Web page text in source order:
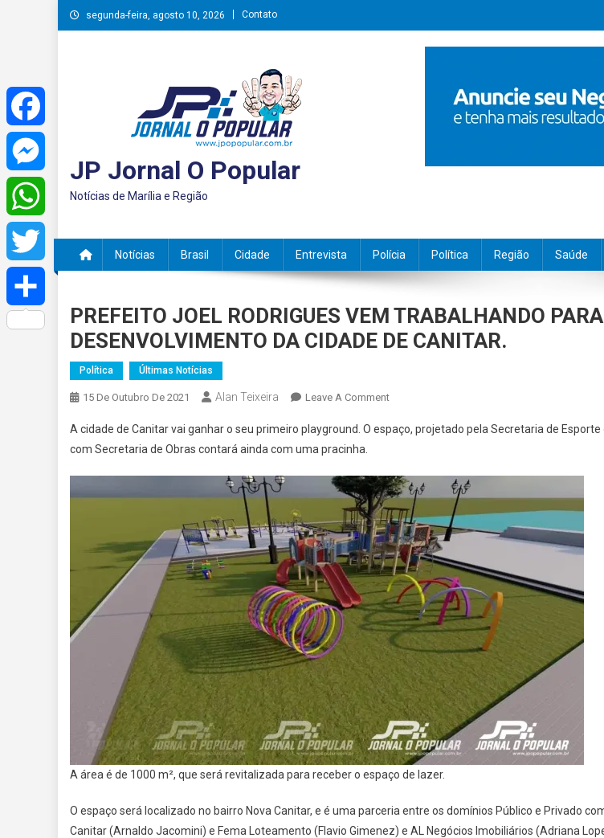
Skip
to
segunda-feira, agosto 10, 2026 Contato
JP Jornal O Popular
Notícias de Marília e Região
Notícias Brasil Cidade Entrevista Polícia Política Região Saúde
PREFEITO JOEL RODRIGUES VEM TRABALHANDO
DESENVOLVIMENTO DA CIDADE DE CANITAR.
Política Últimas Notícias
15 De Outubro De 2021 Alan Teixeira Leave A CommentOn
JOEL
TRABALHANDO
PARA
O
DESENVOLVIMENTO
DA
CIDADE
DE
CANITAR.
A cidade de Canitar vai ganhar o seu primeiro playground. O espaço, projetado pela Secretaria de
com Secretaria de Obras contará ainda com uma pracinha.
A área é de 1000 m², que será revitalizada para receber o espaço de lazer.
O espaço será localizado no bairro Nova Canitar, e é uma parceria entre os domínios Público e Privado
Canitar (Arnaldo Jacomini) e Fema Loteamento (Flavio Gimenez) e AL Negócios Imobiliários (Adriana
Facebook
Messenger
WhatsApp
Twitter
Share